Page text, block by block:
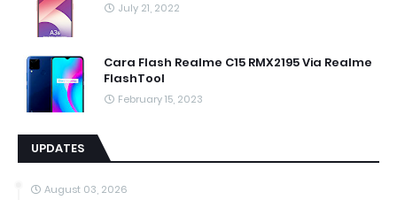
July 21, 2022
Cara Flash Realme C15 RMX2195 Via Realme
FlashTool
February 15, 2023
UPDATES
August 03, 2026